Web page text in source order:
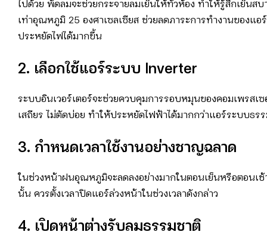
ไปด้วย พัดลมจะช่วยกระจายลมเย็นให้ทั่วห้อง ทำให้รู้สึกเย็นสบ
เท่าอุณหภูมิ 25 องศาเซลเซียส ช่วยลดภาระการทำงานของแอ
ประหยัดไฟได้มากขึ้น
2. เลือกใช้แอร์ระบบ Inverter
ระบบอินเวอร์เตอร์จะช่วยควบคุมการรอบหมุนของคอมเพรสเซ
เสถียร ไม่ตัดบ่อย ทำให้ประหยัดไฟฟ้าได้มากกว่าแอร์ระบบธร
3. กำหนดเวลาใช้งานอย่างชาญฉลาด
ในช่วงหน้าฝนอุณหภูมิจะลดลงอย่างมากในตอนเย็นหรือตอนเช้
นั้น ควรตั้งเวลาปิดแอร์ล่วงหน้าในช่วงเวลาดังกล่าว
4. เปิดหน้าต่างรับลมธรรมชาติ